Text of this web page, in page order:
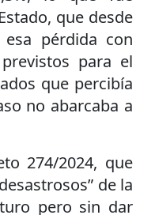
que desde
pérdida con
para el
que percibía
no abarcaba a
274/2024, que
de la
pero sin dar